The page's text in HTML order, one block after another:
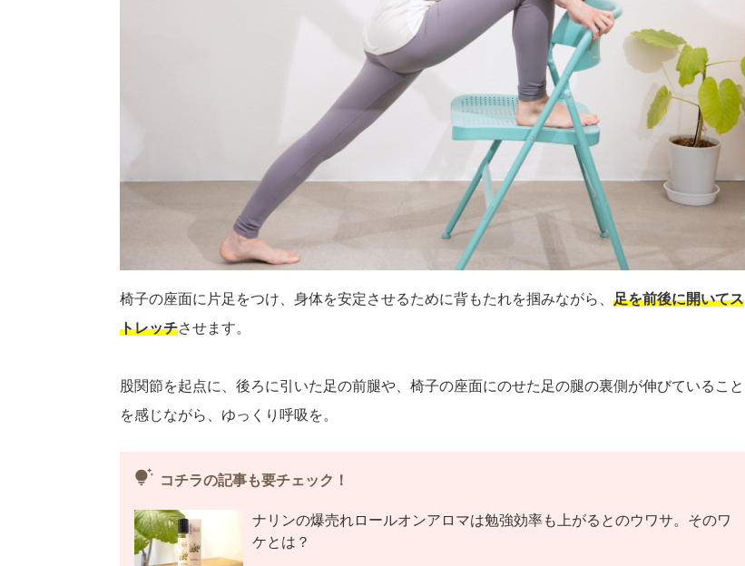
椅子の座面に片足をつけ、身体を安定させるために背もたれを掴みながら、 足を前後に開いてス
トレッチさせます。
股関節を起点に、後ろに引いた足の前腿や、椅子の座面にのせた足の腿の裏側が伸びていること
を感じながら、ゆっくり呼吸を。
tips_and_updates コチラの記事も要チェック！
ナリンの爆売れロールオンアロマは勉強効率も上がるとのウワサ。そのワ
ケとは？